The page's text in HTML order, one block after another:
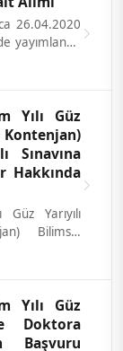
26.04.2020
yayımlanan
Yılı Güz
Kontenjan)
Sınavına
Hakkında
Yarıyılı
Bilimsel
hak...
Yılı Güz
Doktora
Başvuru